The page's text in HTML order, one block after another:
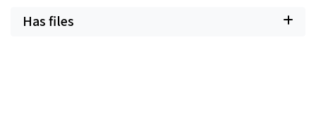
Has files